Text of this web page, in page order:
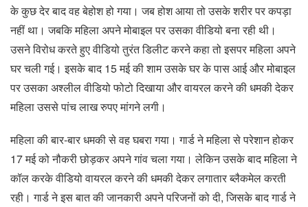
के कुछ देर बाद वह बेहोश हो गया। जब होश आया तो उसके शरीर पर कपड़ा
नहीं था। जबकि महिला अपने मोबाइल पर उसका वीडियो बना रही थी।
उसने विरोध करते हुए वीडियो तुरंत डिलीट करने कहा तो इसपर महिला अपने
घर चली गई। इसके बाद 15 मई की शाम उसके घर के पास आई और मोबाइल
पर उसका अश्लील वीडियो फोटो दिखाया और वायरल करने की धमकी देकर
महिला उससे पांच लाख रुपए मांगने लगी।
महिला की बार-बार धमकी से वह घबरा गया। गार्ड ने महिला से परेशान होकर
17 मई को नौकरी छोड़कर अपने गांव चला गया। लेकिन उसके बाद महिला ने
कॉल करके वीडियो वायरल करने की धमकी देकर लगातार ब्लैकमेल करती
रही। गार्ड ने इस बात की जानकारी अपने परिजनों को दी, जिसके बाद गार्ड ने